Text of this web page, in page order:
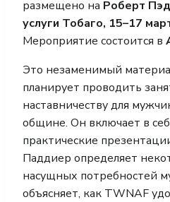
размещено на Роберт
услуги Тобаго, 15–17
Мероприятие состоится в
Это незаменимый
планирует проводить
наставничеству для
общине. Он включает в
практические
Паддиер определяет
насущных потребностей
объясняет, как TWNAF